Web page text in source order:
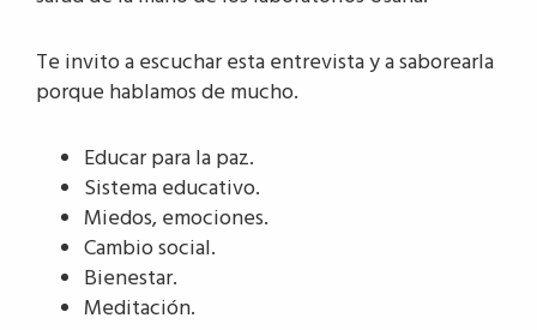
Te invito a escuchar esta entrevista y a saborearla
porque hablamos de mucho.
Educar para la paz.
Sistema educativo.
Miedos, emociones.
Cambio social.
Bienestar.
Meditación.